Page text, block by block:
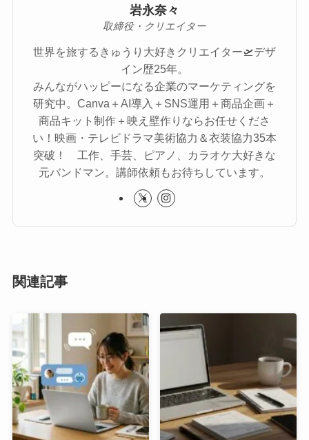
岩永奈々
取締役・クリエイター
世界を旅するきゅうり大好きクリエイター🛫デザ
イン歴25年。
みんながハッピーになる企業のマーケティングを
研究中。Canva＋AI導入＋SNS運用＋商品企画＋
商品キット制作＋映え壁作りならお任せくださ
い！映画・テレビドラマ美術協力＆衣装協力35本
突破！ 工作、手芸、ピアノ、カラオケ大好きな
元バンドマン。講師依頼もお待ちしています。
関連記事